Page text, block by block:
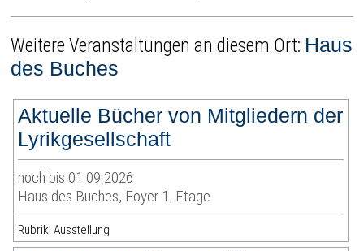
Weitere Veranstaltungen an diesem Ort: Haus
des Buches
Aktuelle Bücher von Mitgliedern der
Lyrikgesellschaft
noch bis 01.09.2026
Haus des Buches, Foyer 1. Etage
Rubrik: Ausstellung